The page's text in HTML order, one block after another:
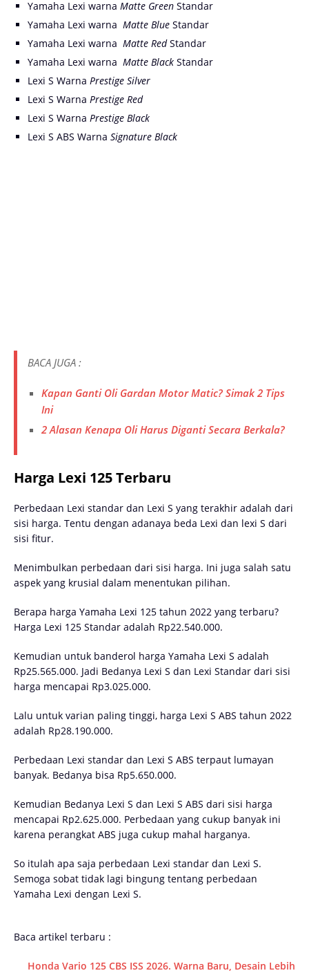
Yamaha Lexi warna Matte Green Standar
Yamaha Lexi warna Matte Blue Standar
Yamaha Lexi warna Matte RedStandar
Yamaha Lexi warna Matte Black Standar
Lexi S Warna Prestige Silver
Lexi S Warna Prestige Red
Lexi S Warna Prestige Black
Lexi S ABS Warna Signature Black
BACA JUGA :
Kapan Ganti Oli Gardan Motor Matic? Simak 2 Tips
Ini
2 Alasan Kenapa Oli Harus Diganti Secara Berkala?
Harga Lexi 125 Terbaru
Perbedaan Lexi standar dan Lexi S yang terakhir adalah dari
sisi harga. Tentu dengan adanaya beda Lexi dan lexi S dari
sisi fitur.
Menimbulkan perbedaan dari sisi harga. Ini juga salah satu
aspek yang krusial dalam menentukan pilihan.
Berapa harga Yamaha Lexi 125 tahun 2022 yang terbaru?
Harga Lexi 125 Standar adalah Rp22.540.000.
Kemudian untuk banderol harga Yamaha Lexi S adalah
Rp25.565.000. Jadi Bedanya Lexi S dan Lexi Standar dari sisi
harga mencapai Rp3.025.000.
Lalu untuk varian paling tinggi, harga Lexi S ABS tahun 2022
adalah Rp28.190.000.
Perbedaan Lexi standar dan Lexi S ABS terpaut lumayan
banyak. Bedanya bisa Rp5.650.000.
Kemudian Bedanya Lexi S dan Lexi S ABS dari sisi harga
mencapai Rp2.625.000. Perbedaan yang cukup banyak ini
karena perangkat ABS juga cukup mahal harganya.
So itulah apa saja perbedaan Lexi standar dan Lexi S.
Semoga sobat tidak lagi bingung tentang perbedaan
Yamaha Lexi dengan Lexi S.
Baca artikel terbaru :
Honda Vario 125 CBS ISS 2026. Warna Baru, Desain Lebih